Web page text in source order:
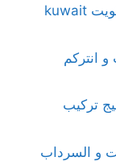
تركيب كاميرات مراقبة فني كاميرات الكويت kuwait
انتركم
تركيب
و السرداب